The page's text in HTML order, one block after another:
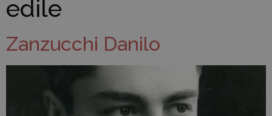
edile
Zanzucchi Danilo